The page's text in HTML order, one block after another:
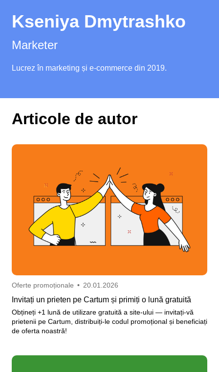
Kseniya Dmytrashko
Marketer
Lucrez în marketing și e-commerce din 2019.
Articole de autor
Oferte promoționale • 20.01.2026
Invitați un prieten pe Cartum și primiți o lună gratuită
Obțineți +1 lună de utilizare gratuită a site-ului — invitați-vă
prietenii pe Cartum, distribuiți-le codul promoțional și beneficiați
de oferta noastră!